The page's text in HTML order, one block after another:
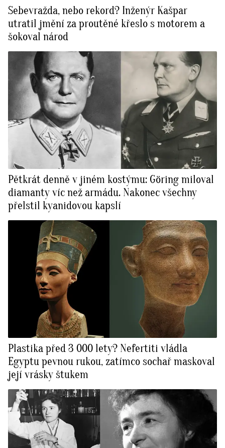
Sebevražda, nebo rekord? Inženýr Kašpar
utratil jmění za proutěné křeslo s motorem a
šokoval národ
Pětkrát denně v jiném kostýmu: Göring miloval
diamanty víc než armádu. Nakonec všechny
přelstil kyanidovou kapslí
Plastika před 3 000 lety? Nefertiti vládla
Egyptu pevnou rukou, zatímco sochař maskoval
její vrásky štukem